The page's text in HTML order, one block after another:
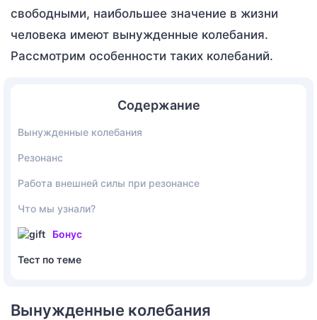
свободными, наибольшее значение в жизни
человека имеют вынужденные колебания.
Рассмотрим особенности таких колебаний.
Содержание
Вынужденные колебания
Резонанс
Работа внешней силы при резонансе
Что мы узнали?
Бонус
Тест по теме
Вынужденные колебания